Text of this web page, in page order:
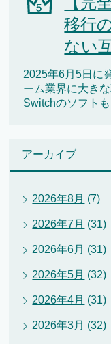
移行
ない
2025年6月5日に
ーム業界に大き
Switchのソフト
アーカイブ
2026年8月 (7)
2026年7月 (31)
2026年6月 (31)
2026年5月 (32)
2026年4月 (31)
2026年3月 (32)